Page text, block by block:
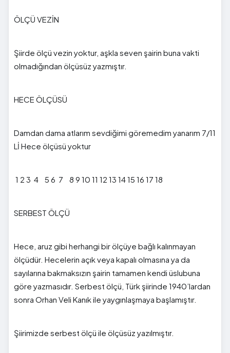
ÖLÇÜ VEZİN
Şiirde ölçü vezin yoktur, aşkla seven şairin buna vakti
olmadığından ölçüsüz yazmıştır.
HECE ÖLÇÜSÜ
Damdan dama atlarım sevdiğimi göremedim yanarım 7/11
Lİ Hece ölçüsü yoktur
1 2 3 4 5 6 7 8 9 10 11 12 13 14 15 16 17 18
SERBEST ÖLÇÜ
Hece, aruz gibi herhangi bir ölçüye bağlı kalınmayan
ölçüdür. Hecelerin açık veya kapalı olmasına ya da
sayılarına bakmaksızın şairin tamamen kendi üslubuna
göre yazmasıdır. Serbest ölçü, Türk şiirinde 1940’lardan
sonra Orhan Veli Kanık ile yaygınlaşmaya başlamıştır.
Şiirimizde serbest ölçü ile ölçüsüz yazılmıştır.